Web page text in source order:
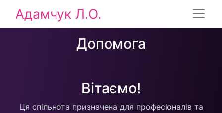
Адамчук Л.О.
Допомога
Вітаємо!
Ця спільнота призначена для професіоналів та